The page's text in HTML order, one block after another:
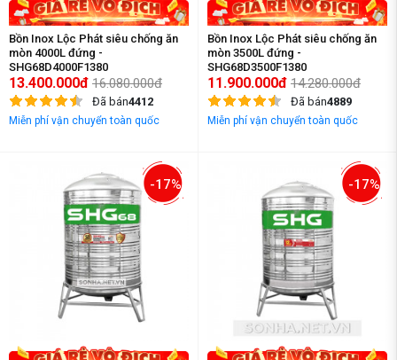
Bồn Inox Lộc Phát siêu chống ăn
mòn 4000L đứng -
SHG68D4000F1380
13.400.000đ 16.080.000đ
Đã bán4412
Miễn phí vận chuyển toàn quốc
Bồn Inox Lộc Phát siêu chống ăn
mòn 3500L đứng -
SHG68D3500F1380
11.900.000đ 14.280.000đ
Đã bán4889
Miễn phí vận chuyển toàn quốc
-17% -17%